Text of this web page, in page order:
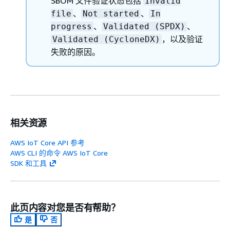
file 、 Not started 、
In
progress 、 Validated (SPDX) 、
Validated (CycloneDX) ，以及验证
失败的原因。
相关资源
AWS IoT Core API 参考
AWS CLI 的命令 AWS IoT Core
SDK 和工具
此页内容对您是否有帮助？
是
否